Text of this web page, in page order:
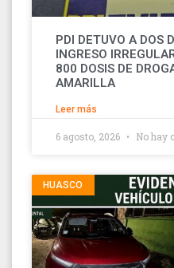
PDI DETUVO A DOS
INGRESO
800 DOSIS DE
AMARILLA
Leer más
6 agosto, 2026 No hay
HUASCO